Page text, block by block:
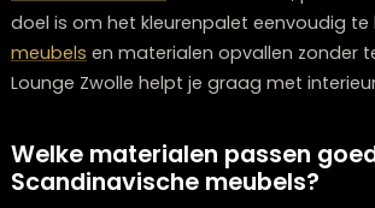
focus je op lichte en neutrale tinten.
wit, lichtgrijs en zachte pastels.
groter en lichter.
Je kunt subtiele kleuraccenten
woonaccessoireszoals kussens,